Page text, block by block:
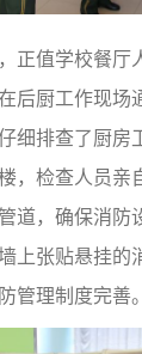
正值学校餐厅
后厨工作现场
细排查了厨房
，检查人员亲
道，确保消防
上张贴悬挂的
管理制度完善。